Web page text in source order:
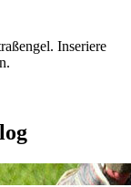
Inseriere